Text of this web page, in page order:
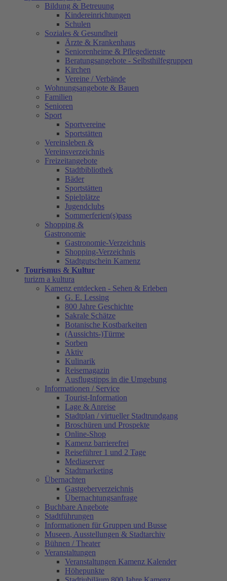
Bildung & Betreuung
Kindereinrichtungen
Schulen
Soziales & Gesundheit
Ärzte & Krankenhaus
Seniorenheime & Pflegedienste
Beratungsangebote - Selbsthilfegruppen
Kirchen
Vereine / Verbände
Wohnungsangebote & Bauen
Familien
Senioren
Sport
Sportvereine
Sportstätten
Vereinsleben &
Vereinsverzeichnis
Freizeitangebote
Stadtbibliothek
Bäder
Sportstätten
Spielplätze
Jugendclubs
Sommerferien(s)pass
Shopping &
Gastronomie
Gastronomie-Verzeichnis
Shopping-Verzeichnis
Stadtgutschein Kamenz
Tourismus & Kultur
turizm a kultura
Kamenz entdecken - Sehen & Erleben
G. E. Lessing
800 Jahre Geschichte
Sakrale Schätze
Botanische Kostbarkeiten
(Aussichts-)Türme
Sorben
Aktiv
Kulinarik
Reisemagazin
Ausflugstipps in die Umgebung
Informationen / Service
Tourist-Information
Lage & Anreise
Stadtplan / virtueller Stadtrundgang
Broschüren und Prospekte
Online-Shop
Kamenz barrierefrei
Reiseführer 1 und 2 Tage
Mediaserver
Stadtmarketing
Übernachten
Gastgeberverzeichnis
Übernachtungsanfrage
Buchbare Angebote
Stadtführungen
Informationen für Gruppen und Busse
Museen, Ausstellungen & Stadtarchiv
Bühnen / Theater
Veranstaltungen
Veranstaltungen Kamenz Kalender
Höhepunkte